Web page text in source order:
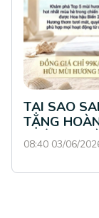
TẠI SAO
TẶNG
THÁNG 4
08:40 03/06/